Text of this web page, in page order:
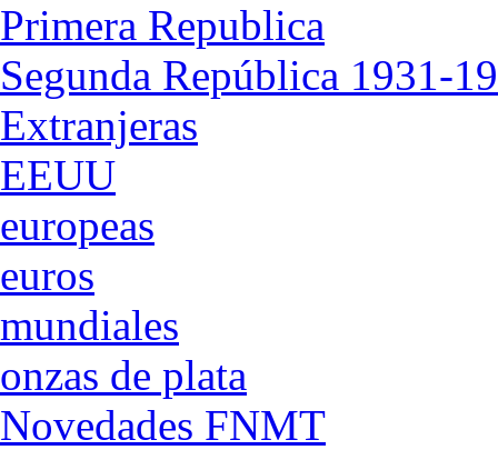
Primera Republica
Segunda República 1931-
Extranjeras
EEUU
europeas
euros
mundiales
onzas de plata
Novedades FNMT